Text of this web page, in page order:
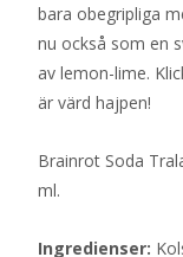
bara obegripliga
nu också som en
av lemon-lime.
är värd hajpen!
Brainrot Soda
ml.
Ingredienser: